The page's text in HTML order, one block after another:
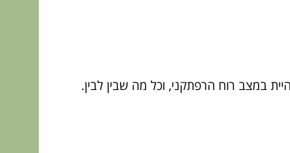
במצב רוח הרפתקני, וכל מה שבין לבין.